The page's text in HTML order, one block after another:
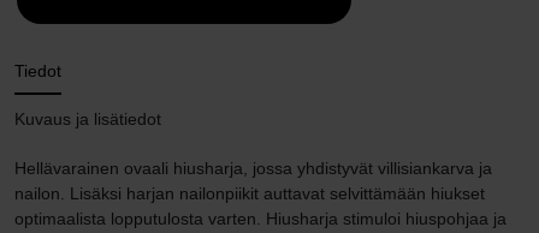
Tiedot
Kuvaus ja lisätiedot
Hellävarainen ovaali hiusharja, jossa yhdistyvät villisiankarva ja
nailon. Lisäksi harjan nailonpiikit auttavat selvittämään hiukset
optimaalista lopputulosta varten. Hiusharja stimuloi hiuspohjaa ja